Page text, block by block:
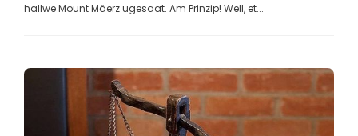
hallwe Mount Mäerz ugesaat. Am Prinzip! Well, et...